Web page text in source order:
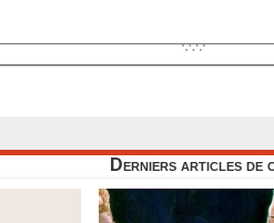
Derniers articles de